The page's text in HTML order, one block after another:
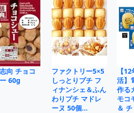
向 チョコ
60g
ファクトリー5×5
しっとりプチ フ
ィナンシェ＆ふん
わりプチ マドレ
ーヌ 50個…
【
活】
作る
モコ
＆